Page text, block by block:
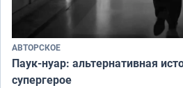
АВТОРСКОЕ
Паук-нуар: альтернативная
супергерое